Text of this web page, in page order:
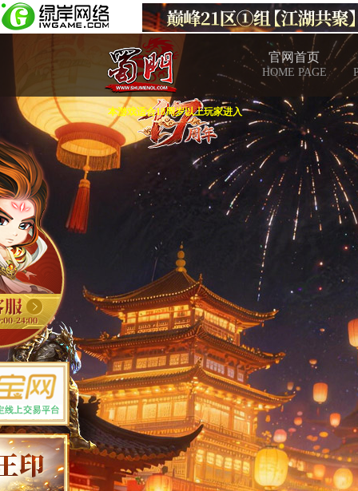
官网首页
HOME PAGE
本游戏适合18周岁以上玩家进入